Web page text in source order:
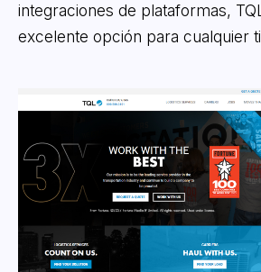
integraciones de plataformas,
excelente opción para cualquier